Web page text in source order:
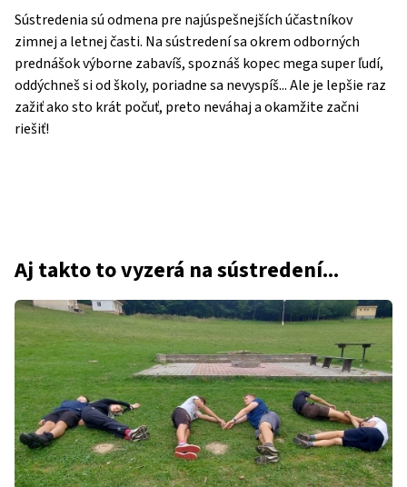
Sústredenia sú odmena pre najúspešnejších účastníkov
zimnej a letnej časti. Na sústredení sa okrem odborných
prednášok výborne zabavíš, spoznáš kopec mega super ľudí,
oddýchneš si od školy, poriadne sa nevyspíš... Ale je lepšie raz
zažiť ako sto krát počuť, preto neváhaj a okamžite začni
riešiť!
Aj takto to vyzerá na sústredení...